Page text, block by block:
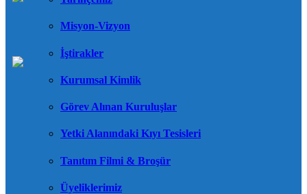
Misyon-Vizyon
İştirakler
Kurumsal Kimlik
Görev Alınan Kuruluşlar
Yetki Alanındaki Kıyı Tesisleri
Tanıtım Filmi & Broşür
Üyeliklerimiz